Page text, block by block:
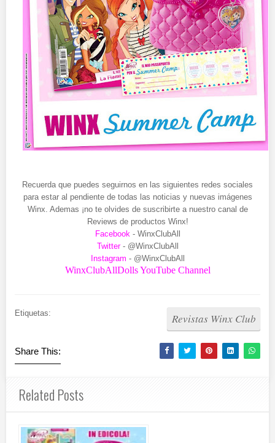
Recuerda que puedes seguirnos en las siguientes redes sociales
para estar al pendiente de todas las noticias y nuevas imágenes
Winx. Ademas ¡no te olvides de suscribirte a nuestro canal de
Reviews de productos Winx!
Facebook - WinxClubAll
Twitter- @WinxClubAll
Instagram - @WinxClubAll
WinxClubAllDolls YouTube Channel
Etiquetas: Revistas Winx Club
Share This:
Related Posts